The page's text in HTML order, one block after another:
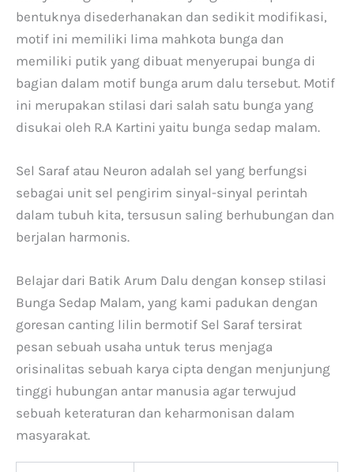
bentuknya disederhanakan dan sedikit modifikasi,
motif ini memiliki lima mahkota bunga dan
memiliki putik yang dibuat menyerupai bunga di
bagian dalam motif bunga arum dalu tersebut. Motif
ini merupakan stilasi dari salah satu bunga yang
disukai oleh R.A Kartini yaitu bunga sedap malam.
Sel Saraf atau Neuron adalah sel yang berfungsi
sebagai unit sel pengirim sinyal-sinyal perintah
dalam tubuh kita, tersusun saling berhubungan dan
berjalan harmonis.
Belajar dari Batik Arum Dalu dengan konsep stilasi
Bunga Sedap Malam, yang kami padukan dengan
goresan canting lilin bermotif Sel Saraf tersirat
pesan sebuah usaha untuk terus menjaga
orisinalitas sebuah karya cipta dengan menjunjung
tinggi hubungan antar manusia agar terwujud
sebuah keteraturan dan keharmonisan dalam
masyarakat.